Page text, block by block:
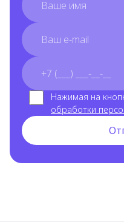
email
phone_number
Нажимая на
обработки